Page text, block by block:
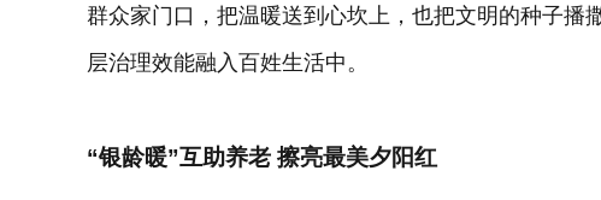
群众家门口，把温暖送到心坎上，也把文明的种子播
层治理效能融入百姓生活中。
“银龄暖”互助养老 擦亮最美夕阳红